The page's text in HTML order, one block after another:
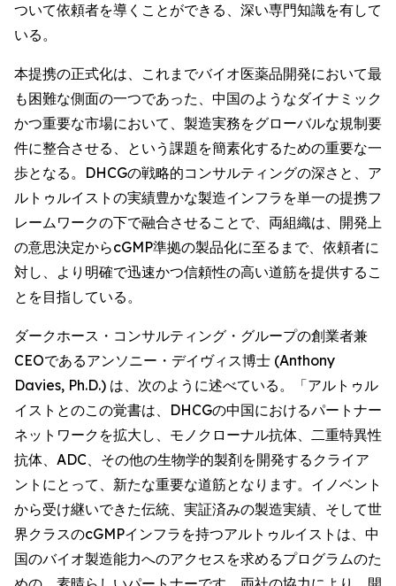
ついて依頼者を導くことができる、深い専門知識を有して
いる。
本提携の正式化は、これまでバイオ医薬品開発において最
も困難な側面の一つであった、中国のようなダイナミック
かつ重要な市場において、製造実務をグローバルな規制要
件に整合させる、という課題を簡素化するための重要な一
歩となる。DHCGの戦略的コンサルティングの深さと、ア
ルトゥルイストの実績豊かな製造インフラを単一の提携フ
レームワークの下で融合させることで、両組織は、開発上
の意思決定からcGMP準拠の製品化に至るまで、依頼者に
対し、より明確で迅速かつ信頼性の高い道筋を提供するこ
とを目指している。
ダークホース・コンサルティング・グループの創業者兼
CEOであるアンソニー・デイヴィス博士 (Anthony
Davies, Ph.D.) は、次のように述べている。「アルトゥル
イストとのこの覚書は、DHCGの中国におけるパートナー
ネットワークを拡大し、モノクローナル抗体、二重特異性
抗体、ADC、その他の生物学的製剤を開発するクライア
ントにとって、新たな重要な道筋となります。イノベント
から受け継いできた伝統、実証済みの製造実績、そして世
界クラスのcGMPインフラを持つアルトゥルイストは、中
国のバイオ製造能力へのアクセスを求めるプログラムのた